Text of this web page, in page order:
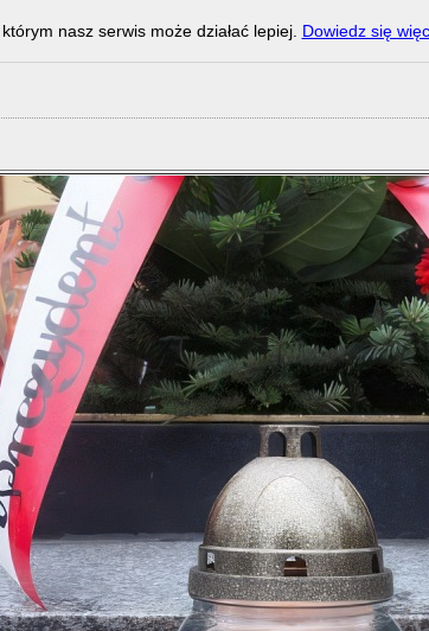
nasz serwis może działać lepiej. Dowiedz się